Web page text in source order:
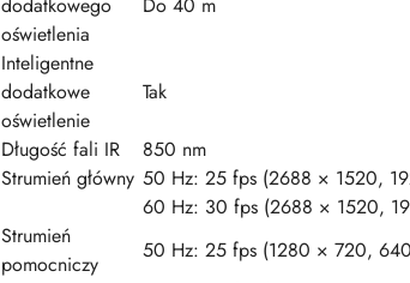
dodatkowego
oświetlenia
Do 40 m
Inteligentne
dodatkowe
oświetlenie
Tak
Długość fali IR
850 nm
Strumień główny 50 Hz: 25 fps (2688 × 1520,
60 Hz: 30 fps (2688 × 1520,
Strumień
pomocniczy
50 Hz: 25 fps (1280 × 720,